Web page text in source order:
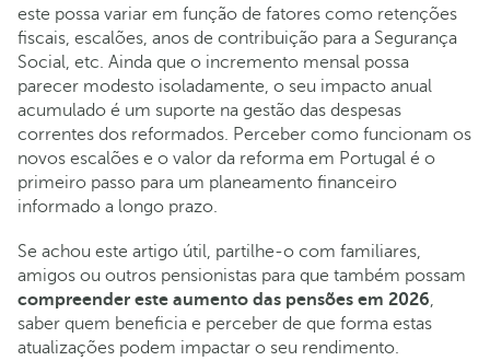
este possa variar em função de fatores como retenções
fiscais, escalões, anos de contribuição para a Segurança
Social, etc. Ainda que o incremento mensal possa
parecer modesto isoladamente, o seu impacto anual
acumulado é um suporte na gestão das despesas
correntes dos reformados. Perceber como funcionam os
novos escalões e o valor da reforma em Portugal é o
primeiro passo para um planeamento financeiro
informado a longo prazo.
Se achou este artigo útil, partilhe-o com familiares,
amigos ou outros pensionistas para que também possam
compreender este aumento das pensões em 2026,
saber quem beneficia e perceber de que forma estas
atualizações podem impactar o seu rendimento.